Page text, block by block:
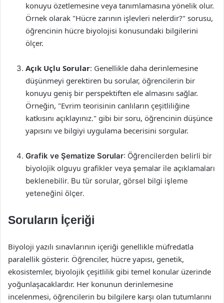
konuyu özetlemesine veya tanımlamasına yönelik olur.
Örnek olarak "Hücre zarının işlevleri nelerdir?" sorusu,
öğrencinin hücre biyolojisi konusundaki bilgilerini
ölçer.
Açık Uçlu Sorular: Genellikle daha derinlemesine
düşünmeyi gerektiren bu sorular, öğrencilerin bir
konuyu geniş bir perspektiften ele almasını sağlar.
Örneğin, "Evrim teorisinin canlıların çeşitliliğine
katkısını açıklayınız." gibi bir soru, öğrencinin düşünce
yapısını ve bilgiyi uygulama becerisini sorgular.
Grafik ve Şematize Sorular: Öğrencilerden belirli bir
biyolojik olguyu grafikler veya şemalar ile açıklamaları
beklenebilir. Bu tür sorular, görsel bilgi işleme
yeteneğini ölçer.
Soruların İçeriği
Biyoloji yazılı sınavlarının içeriği genellikle müfredatla
paralellik gösterir. Öğrenciler, hücre yapısı, genetik,
ekosistemler, biyolojik çeşitlilik gibi temel konular üzerinde
yoğunlaşacaklardır. Her konunun derinlemesine
incelenmesi, öğrencilerin bu bilgilere karşı olan tutumlarını